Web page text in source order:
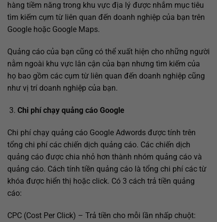
hàng tiềm năng trong khu vực địa lý được nhắm mục tiêu
tìm kiếm cụm từ liên quan đến doanh nghiệp của bạn trên
Google hoặc Google Maps.
Quảng cáo của bạn cũng có thể xuất hiện cho những người
nằm ngoài khu vực lân cận của bạn nhưng tìm kiếm của
họ bao gồm các cụm từ liên quan đến doanh nghiệp cũng
như vị trí doanh nghiệp của bạn.
Chi phí chạy quảng cáo Google
Chi phí chạy quảng cáo Google Adwords được tính trên
tổng chi phí các chiến dịch quảng cáo. Các chiến dịch
quảng cáo được chia nhỏ hơn thành nhóm quảng cáo và
quảng cáo. Cách tính tiền quảng cáo là tổng chi phí các từ
khóa được hiển thị hoặc click. Có 3 cách trả tiền quảng
cáo:
CPC (Cost Per Click) – Trả tiền cho mỗi lần nhấp chuột: